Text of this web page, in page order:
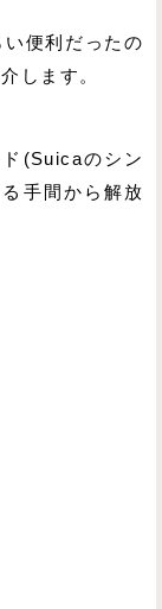
便利だったの
します。
(Suicaのシン
手間から解放